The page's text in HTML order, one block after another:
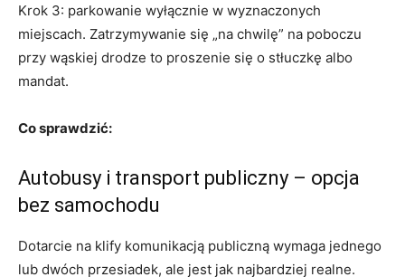
Krok 3: parkowanie wyłącznie w wyznaczonych
miejscach. Zatrzymywanie się „na chwilę” na poboczu
przy wąskiej drodze to proszenie się o stłuczkę albo
mandat.
Co sprawdzić:
Autobusy i transport publiczny – opcja
bez samochodu
Dotarcie na klify komunikacją publiczną wymaga jednego
lub dwóch przesiadek, ale jest jak najbardziej realne.